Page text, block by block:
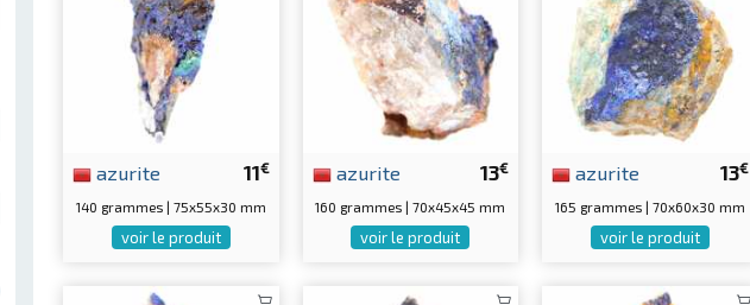
11€
azurite
140 grammes | 75x55x30 mm
voir le produit
13€
azurite
160 grammes | 70x45x45 mm
voir le produit
13€
azurite
165 grammes | 70x60x30 mm
voir le produit